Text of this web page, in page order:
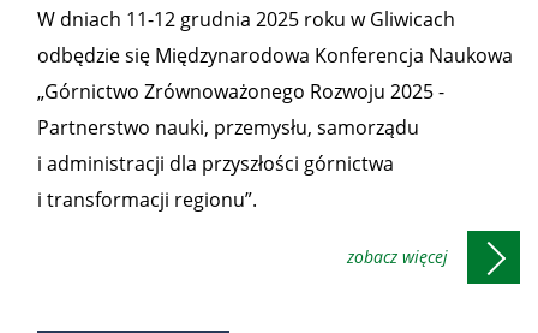
patronaty
Prezesa
WUG
W dniach 11-12 grudnia 2025 roku w Gliwicach
odbędzie się Międzynarodowa Konferencja Naukowa
„Górnictwo Zrównoważonego Rozwoju 2025 -
Partnerstwo nauki, przemysłu, samorządu
i administracji dla przyszłości górnictwa
i transformacji regionu”.